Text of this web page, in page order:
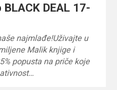
DEAL 17-
najmlađe!Uživajte u
Malik knjige i
popusta na priče koje